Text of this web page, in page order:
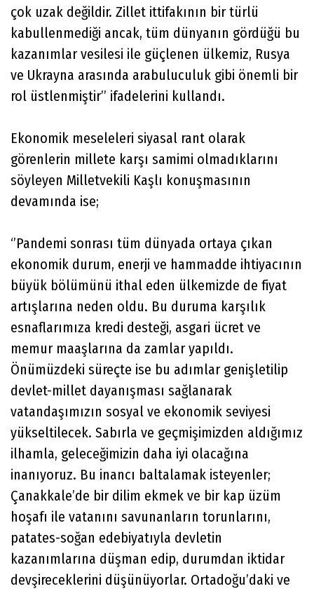
çok uzak değildir. Zillet ittifakının bir türlü
kabullenmediği ancak, tüm dünyanın gördüğü bu
kazanımlar vesilesi ile güçlenen ülkemiz, Rusya
ve Ukrayna arasında arabuluculuk gibi önemli bir
rol üstlenmiştir’’ ifadelerini kullandı.
Ekonomik meseleleri siyasal rant olarak
görenlerin millete karşı samimi olmadıklarını
söyleyen Milletvekili Kaşlı konuşmasının
devamında ise;
‘’Pandemi sonrası tüm dünyada ortaya çıkan
ekonomik durum, enerji ve hammadde ihtiyacının
büyük bölümünü ithal eden ülkemizde de fiyat
artışlarına neden oldu. Bu duruma karşılık
esnaflarımıza kredi desteği, asgari ücret ve
memur maaşlarına da zamlar yapıldı.
Önümüzdeki süreçte ise bu adımlar genişletilip
devlet-millet dayanışması sağlanarak
vatandaşımızın sosyal ve ekonomik seviyesi
yükseltilecek. Sabırla ve geçmişimizden aldığımız
ilhamla, geleceğimizin daha iyi olacağına
inanıyoruz. Bu inancı baltalamak isteyenler;
Çanakkale’de bir dilim ekmek ve bir kap üzüm
hoşafı ile vatanını savunanların torunlarını,
patates-soğan edebiyatıyla devletin
kazanımlarına düşman edip, durumdan iktidar
devşireceklerini düşünüyorlar. Ortadoğu’daki ve